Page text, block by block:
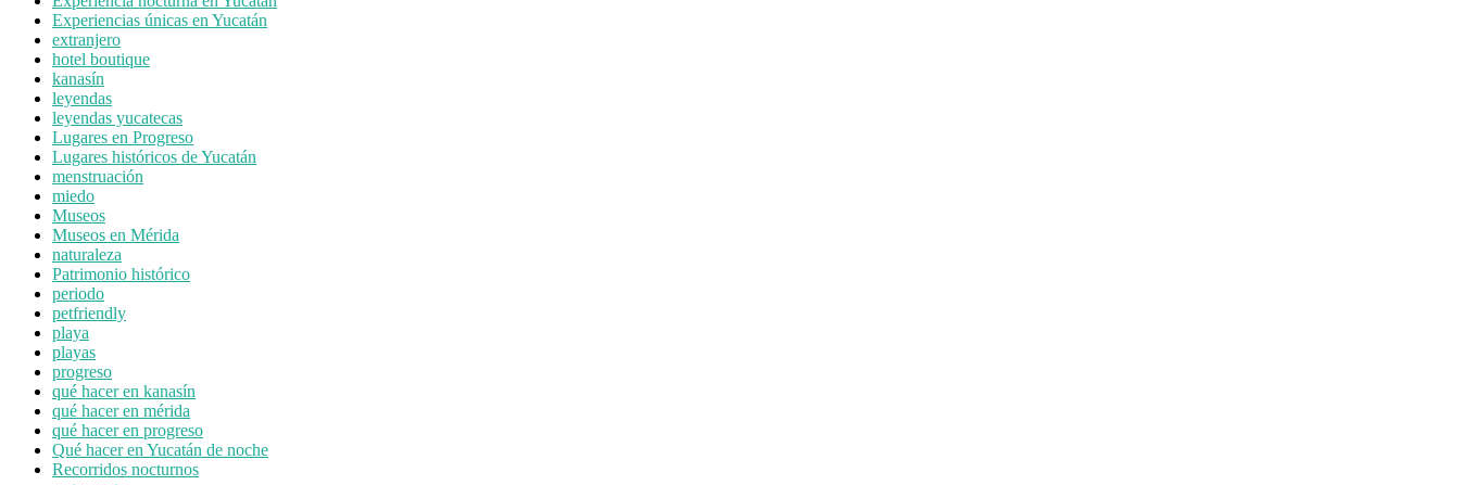
Experiencias únicas en Yucatán
extranjero
hotel boutique
kanasín
leyendas
leyendas yucatecas
Lugares en Progreso
Lugares históricos de Yucatán
menstruación
miedo
Museos
Museos en Mérida
naturaleza
Patrimonio histórico
periodo
petfriendly
playa
playas
progreso
qué hacer en kanasín
qué hacer en mérida
qué hacer en progreso
Qué hacer en Yucatán de noche
Recorridos nocturnos